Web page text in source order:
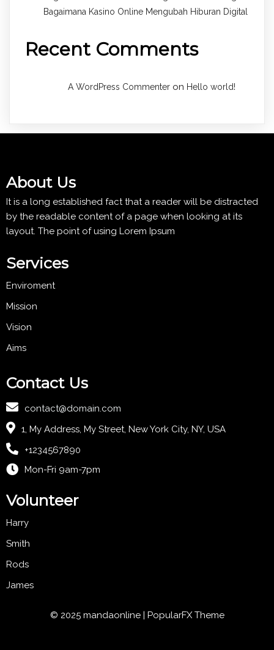
Bagaimana Kasino Online Mengubah Hiburan Digital
Recent Comments
A WordPress Commenter on Hello world!
About Us
It is a long established fact that a reader will be distracted
by the readable content of a page when looking at its
layout. The point of using Lorem Ipsum
Services
Enviroment
Mission
Vision
Aims
Contact Us
contact@domain.com
1, My Address, My Street, New York City, NY, USA
+1234567890
Mon-Fri 9am-7pm
Volunteer
Harry
Smith
Rods
James
© 2025 mandaonline | PopularFX Theme